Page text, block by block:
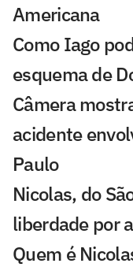
Americana
Como Iago
esquema de
Câmera
acidente
Paulo
Nicolas, do
liberdade por
Quem é